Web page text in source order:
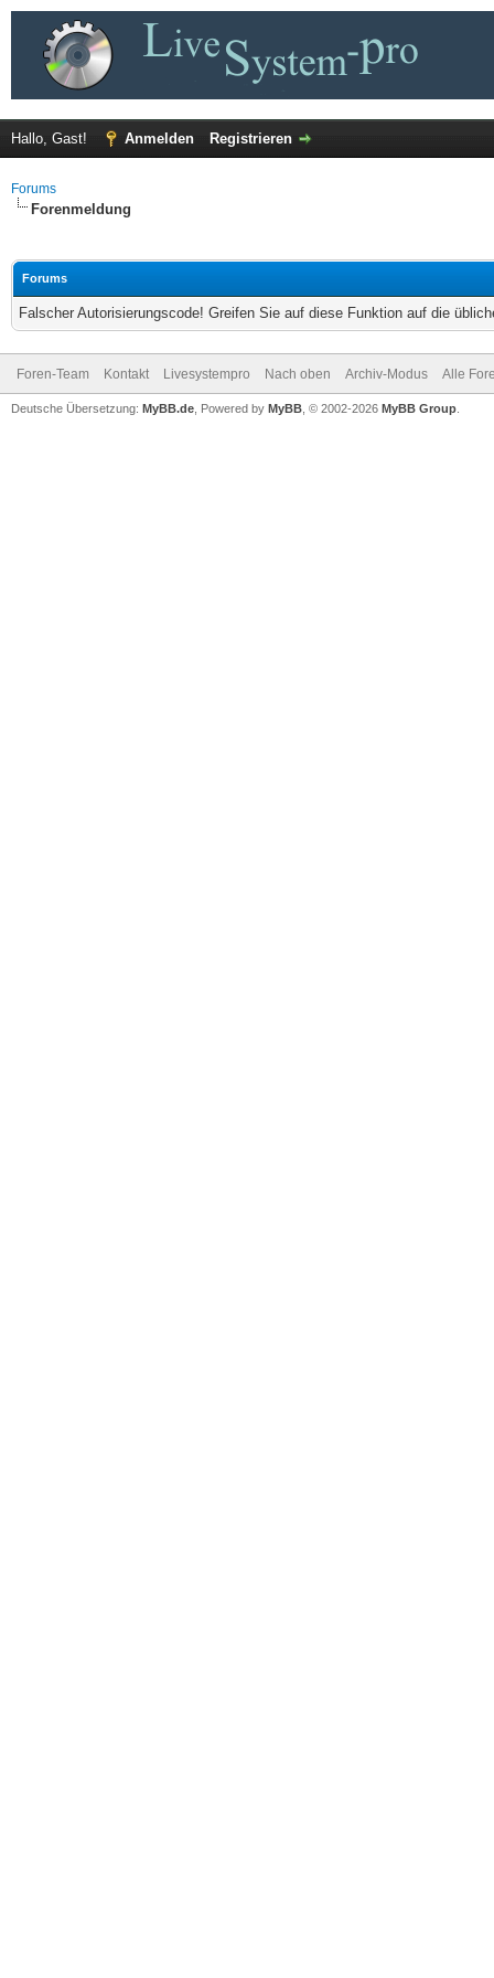
Hallo, Gast! Anmelden Registrieren
Forums
Forenmeldung
Forums
Falscher Autorisierungscode! Greifen Sie auf diese Funktion auf die
Foren-Team Kontakt Livesystempro Nach oben Archiv-Modus Alle
Deutsche Übersetzung: MyBB.de , Powered by MyBB , © 2002-2026 MyBB Group